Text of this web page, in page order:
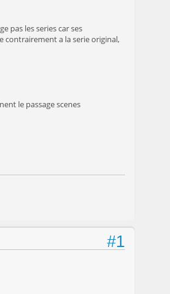
pas les series car ses
contrairement a la serie original,
le passage scenes
#1